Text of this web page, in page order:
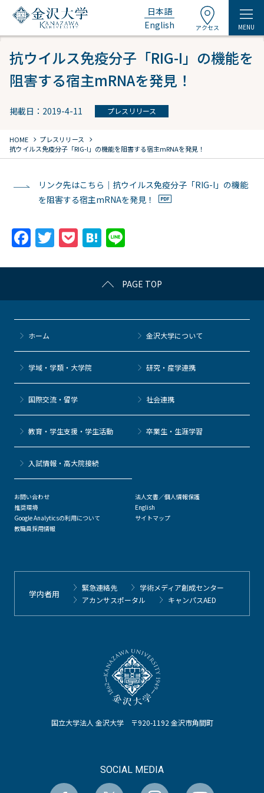
日本語
English
アクセス MENU
抗ウイルス免疫分子「RIG-I」の機能を
阻害する宿主mRNAを発見！
掲載日：2019-4-11 プレスリリース
HOME chevron_right プレスリリース chevron_right
抗ウイルス免疫分子「RIG-I」の機能を阻害する宿主mRNAを発見！
リンク先はこちら｜抗ウイルス免疫分子「RIG-I」の機能
を阻害する宿主mRNAを発見！
F
c
e
b
o
o
k
T
itt
er
P
c
k
et
H
e
n
a
e
PAGE TOP
国立大学法人 金沢大学 〒920-1192 金沢市角間町
SOCIAL MEDIA
ホーム 金沢大学について
学域・学類・大学院 研究・産学連携
国際交流・留学 社会連携
教育・学生支援・学生活動 卒業生・生涯学習
⼊試情報・高大院接続
お問い合わせ
推奨環境
Google Analyticsの利用について
教職員採用情報
法人文書／個人情報保護
English
サイトマップ
学内者用
緊急連絡先
学術メディア創成センター
アカンサスポータル
キャンパスAED